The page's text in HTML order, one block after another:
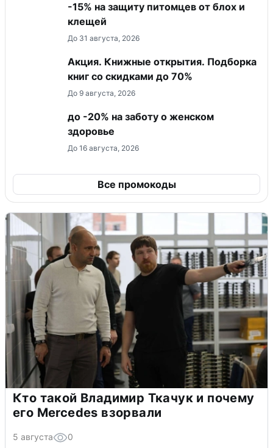
-15% на защиту питомцев от блох и
клещей
До 31 августа, 2026
Акция. Книжные открытия. Подборка
книг со скидками до 70%
До 9 августа, 2026
до -20% на заботу о женском
здоровье
До 16 августа, 2026
Все промокоды
Кто такой Владимир Ткачук и почему
его Mercedes взорвали
5 августа 0